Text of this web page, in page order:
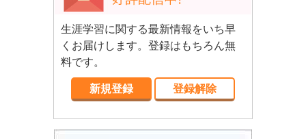
生涯学習に関する最新情報をいち早
くお届けします。登録はもちろん無
料です。
新規登録 登録解除